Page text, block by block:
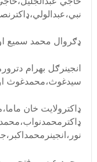
ډګروال محمد سمیع
انجینرګل بهرام
سیدغوث،محمدغوث
ډاکترولایت خان